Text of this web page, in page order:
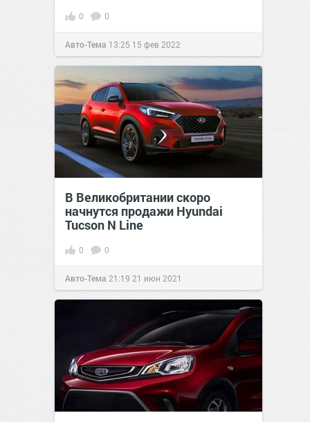
0 0
Авто-Тема 13:25 15 фев 2022
В Великобритании скоро
начнутся продажи Hyundai
Tucson N Line
0 0
Авто-Тема 21:19 21 июн 2021